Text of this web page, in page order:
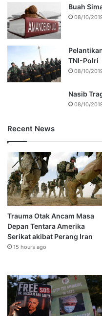
Buah
08/10/
TNI-Polri
08/10/
Nasib
08/10/
Recent News
Trauma Otak Ancam Masa
Depan Tentara Amerika
Serikat akibat Perang Iran
15 hours ago